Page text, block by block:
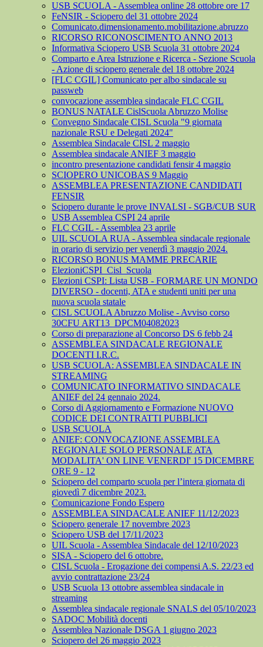
USB SCUOLA - Assemblea online 28 ottobre ore 17
FeNSIR - Sciopero del 31 ottobre 2024
Comunicato.dimensionamento.mobilitazione.abruzzo
RICORSO RICONOSCIMENTO ANNO 2013
Informativa Sciopero USB Scuola 31 ottobre 2024
Comparto e Area Istruzione e Ricerca - Sezione Scuola
- Azione di sciopero generale del 18 ottobre 2024
[FLC CGIL] Comunicato per albo sindacale su
passweb
convocazione assemblea sindacale FLC CGIL
BONUS NATALE CislScuola Abruzzo Molise
Convegno Sindacale CISL Scuola "9 giornata
nazionale RSU e Delegati 2024"
Assemblea Sindacale CISL 2 maggio
Assemblea sindacale ANIEF 3 maggio
incontro presentazione candidati fensir 4 maggio
SCIOPERO UNICOBAS 9 Maggio
ASSEMBLEA PRESENTAZIONE CANDIDATI
FENSIR
Sciopero durante le prove INVALSI - SGB/CUB SUR
USB Assemblea CSPI 24 aprile
FLC CGIL - Assemblea 23 aprile
UIL SCUOLA RUA - Assemblea sindacale regionale
in orario di servizio per venerdì 3 maggio 2024.
RICORSO BONUS MAMME PRECARIE
ElezioniCSPI_Cisl_Scuola
Elezioni CSPI: Lista USB - FORMARE UN MONDO
DIVERSO - docenti, ATA e studenti uniti per una
nuova scuola statale
CISL SCUOLA Abruzzo Molise - Avviso corso
30CFU ART13_DPCM04082023
Corso di preparazione al Concorso DS 6 febb 24
ASSEMBLEA SINDACALE REGIONALE
DOCENTI I.R.C.
USB SCUOLA: ASSEMBLEA SINDACALE IN
STREAMING
COMUNICATO INFORMATIVO SINDACALE
ANIEF del 24 gennaio 2024.
Corso di Aggiornamento e Formazione NUOVO
CODICE DEI CONTRATTI PUBBLICI
USB SCUOLA
ANIEF: CONVOCAZIONE ASSEMBLEA
REGIONALE SOLO PERSONALE ATA
MODALITA' ON LINE VENERDI' 15 DICEMBRE
ORE 9 - 12
Sciopero del comparto scuola per l’intera giornata di
giovedì 7 dicembre 2023.
Comunicazione Fondo Espero
ASSEMBLEA SINDACALE ANIEF 11/12/2023
Sciopero generale 17 novembre 2023
Sciopero USB del 17/11/2023
UIL Scuola - Assemblea Sindacale del 12/10/2023
SISA - Sciopero del 6 ottobre.
CISL Scuola - Erogazione dei compensi A.S. 22/23 ed
avvio contrattazione 23/24
USB Scuola 13 ottobre assemblea sindacale in
streaming
Assemblea sindacale regionale SNALS del 05/10/2023
SADOC Mobilità docenti
Assemblea Nazionale DSGA 1 giugno 2023
Sciopero del 26 maggio 2023